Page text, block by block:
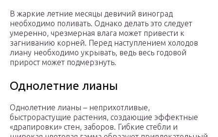
В жаркие летние месяцы девичий виноград
необходимо поливать. Однако делать это следует
умеренно, чрезмерная влага может привести к
загниванию корней. Перед наступлением холодов
лиану необходимо укрывать, ведь весь годовой
прирост может подмерзнуть.
Однолетние лианы
Однолетние лианы – неприхотливые,
быстрорастущие растения, создающие эффектные
«драпировки» стен, заборов. Гибкие стебли и